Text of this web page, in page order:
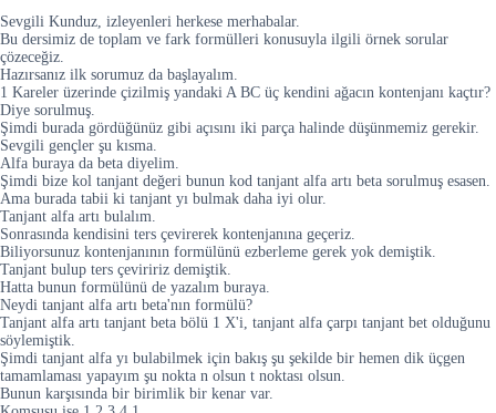
Sevgili Kunduz, izleyenleri herkese merhabalar.
Bu dersimiz de toplam ve fark formülleri konusuyla ilgili örnek sorular
çözeceğiz.
Hazırsanız ilk sorumuz da başlayalım.
1 Kareler üzerinde çizilmiş yandaki A BC üç kendini ağacın kontenjanı kaçtır?
Diye sorulmuş.
Şimdi burada gördüğünüz gibi açısını iki parça halinde düşünmemiz gerekir.
Sevgili gençler şu kısma.
Alfa buraya da beta diyelim.
Şimdi bize kol tanjant değeri bunun kod tanjant alfa artı beta sorulmuş esasen.
Ama burada tabii ki tanjant yı bulmak daha iyi olur.
Tanjant alfa artı bulalım.
Sonrasında kendisini ters çevirerek kontenjanına geçeriz.
Biliyorsunuz kontenjanının formülünü ezberleme gerek yok demiştik.
Tanjant bulup ters çeviririz demiştik.
Hatta bunun formülünü de yazalım buraya.
Neydi tanjant alfa artı beta'nın formülü?
Tanjant alfa artı tanjant beta bölü 1 X'i, tanjant alfa çarpı tanjant bet olduğunu
söylemiştik.
Şimdi tanjant alfa yı bulabilmek için bakış şu şekilde bir hemen dik üçgen
tamamlaması yapayım şu nokta n olsun t noktası olsun.
Bunun karşısında bir birimlik bir kenar var.